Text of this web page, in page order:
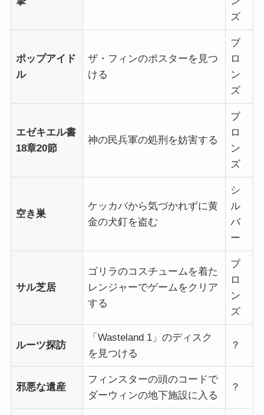
ズ
ポップアイド
ル
ザ・フィンのポスターを見つ
ける
ブ
ロ
ン
ズ
エゼキエル書
18章20節
神の民兵軍の処刑を妨害する
ブ
ロ
ン
ズ
空き巣
ケッカバから気づかれずに黄
金の犬釘を盗む
シ
ル
バ
ー
サル芝居
ゴリラのコスチュームを着た
レンジャーでゲームをクリア
する
ブ
ロ
ン
ズ
ルーツ探訪
「Wasteland 1」のディスク
を見つける
？
邪悪な遺産
フィンスターの頭のコードで
ダーウィンの地下施設に入る
？